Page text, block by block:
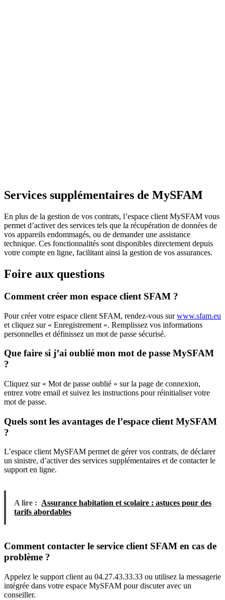
Services supplémentaires de MySFAM
En plus de la gestion de vos contrats, l’espace client MySFAM vous
permet d’activer des services tels que la récupération de données de
vos appareils endommagés, ou de demander une assistance
technique. Ces fonctionnalités sont disponibles directement depuis
votre compte en ligne, facilitant ainsi la gestion de vos assurances.
Foire aux questions
Comment créer mon espace client SFAM ?
Pour créer votre espace client SFAM, rendez-vous surwww.sfam.eu
et cliquez sur « Enregistrement ». Remplissez vos informations
personnelles et définissez un mot de passe sécurisé.
Que faire si j’ai oublié mon mot de passe MySFAM
?
Cliquez sur « Mot de passe oublié » sur la page de connexion,
entrez votre email et suivez les instructions pour réinitialiser votre
mot de passe.
Quels sont les avantages de l’espace client MySFAM
?
L’espace client MySFAM permet de gérer vos contrats, de déclarer
un sinistre, d’activer des services supplémentaires et de contacter le
support en ligne.
A lire : Assurance habitation et scolaire : astuces pour des
tarifs abordables
Comment contacter le service client SFAM en cas de
problème ?
Appelez le support client au 04.27.43.33.33 ou utilisez la messagerie
intégrée dans votre espace MySFAM pour discuter avec un
conseiller.